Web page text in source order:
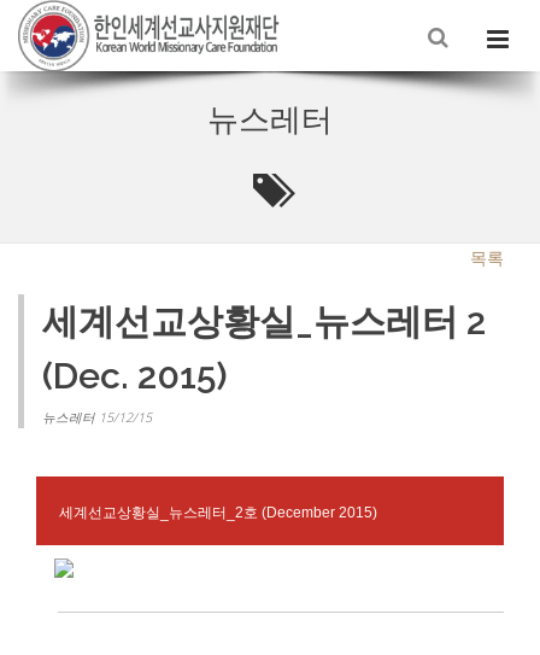
뉴스레터
목록
세계선교상황실_뉴스레터 2
(Dec. 2015)
뉴스레터 15/12/15
세계선교상황실 뉴스레터 _2호 (December 2015)